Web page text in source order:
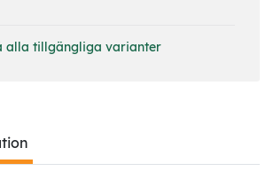
alla tillgängliga varianter